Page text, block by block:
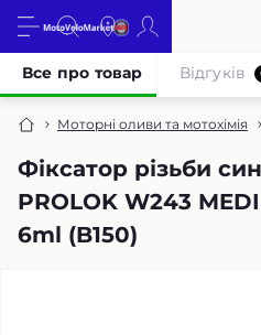
Моторні оливи та мотохімія
Фіксатор різьби
PROLOK W243
6ml (B150)
Все про товар Відгуків